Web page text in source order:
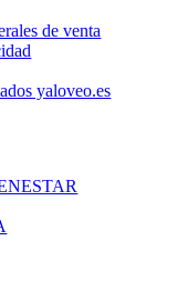
de venta
yaloveo.es